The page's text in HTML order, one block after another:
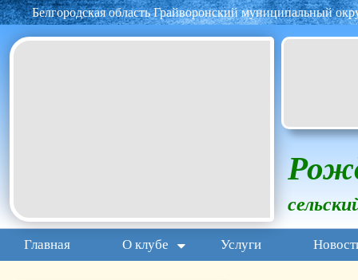
Белгородская область Грайворонский муниципальный
Главная О клубе Услуги